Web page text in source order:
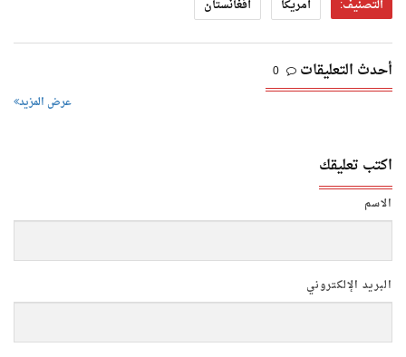
التصنيف: أمريكا أفغانستان
أحدث التعليقات 0
عرض المزيد
اكتب تعليقك
الاسم
البريد الإلكتروني